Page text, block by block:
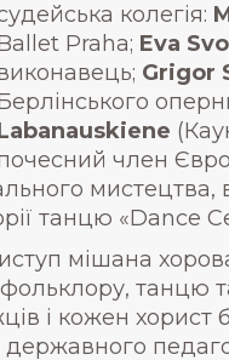
колегія:
Praha; Eva
Grigor
член
мистецтва,
танцю «Dance
мішана
танцю
і кожен